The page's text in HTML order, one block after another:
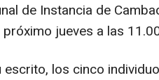
de Instancia de
jueves a las
los cinco